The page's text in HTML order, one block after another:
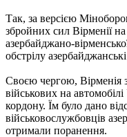
Так, за версією
збройних сил Вірменії
азербайджано-
обстрілу
Своєю чергою, Вірменія
військових на
кордону. Їм було дано
військовослужбовців
отримали поранення.